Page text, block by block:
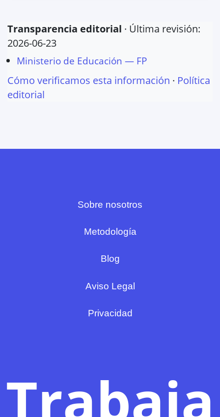
Transparencia editorial · Última revisión:
2026-06-23
Ministerio de Educación — FP
Cómo verificamos esta información · Política
editorial
Sobre nosotros
Metodología
Blog
Aviso Legal
Privacidad
Trabaja